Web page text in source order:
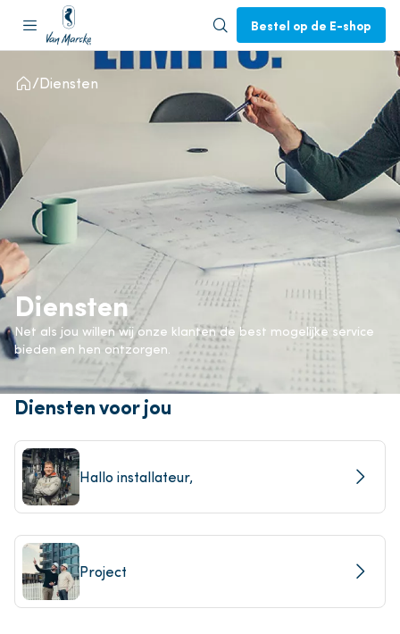
Bestel op de E-shop
Diensten
Diensten
Net als jou willen wij onze klanten de best mogelijke service
bieden en hen ontzorgen.
Diensten voor jou
Hallo installateur,
Project